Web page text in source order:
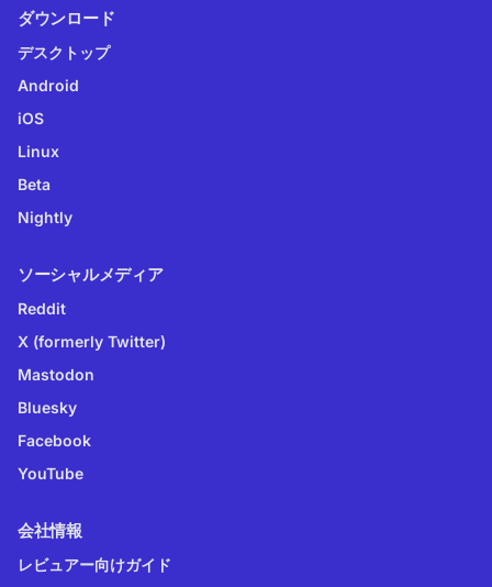
ダウンロード
デスクトップ
Android
iOS
Linux
Beta
Nightly
ソーシャルメディア
Reddit
X (formerly Twitter)
Mastodon
Bluesky
Facebook
YouTube
会社情報
レビュアー向けガイド